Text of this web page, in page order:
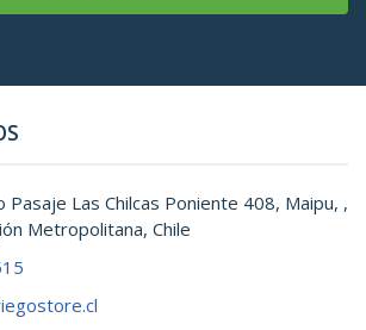
Pasaje Las Chilcas Poniente 408, Maipu, ,
Metropolitana, Chile